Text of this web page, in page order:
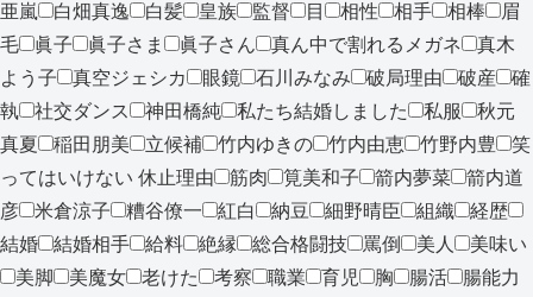
亜嵐
白畑真逸 白髪 皇族 監督 目 相性 相手 相棒
眉
毛
眞子 眞子さま 眞子さん 真ん中で割れるメガネ
真木
よう子
真空ジェシカ 眼鏡 石川みなみ 破局理由 破産
確
執
社交ダンス 神田橋純 私たち結婚しました 私服
秋元
真夏
稲田朋美 立候補 竹内ゆきの 竹内由恵 竹野内豊
笑
ってはいけない 休止理由
筋肉 筧美和子 箭内夢菜
箭内道
彦
米倉涼子 糟谷僚一 紅白 納豆 細野晴臣 組織
経歴
結婚
結婚相手 給料 絶縁 総合格闘技 罵倒 美人
美味い
美脚
美魔女 老けた 考察 職業 育児 胸 腸活
腸能力